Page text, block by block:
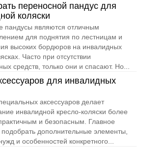
переносной пандус для
коляски
пандусы являются отличным
для поднятия по лестницам и
высоких бордюров на инвалидных
Часто при отсутствии
средств, только они и спасают. Но...
для инвалидных
аксессуаров делает
инвалидной кресло-коляски более
и безопасным. Главное
дополнительные элементы,
и особенностей конкретного...